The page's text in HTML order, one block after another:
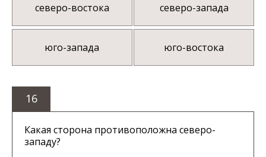
северо-востока северо-запада
юго-запада юго-востока
16
Какая сторона противоположна северо-
западу?